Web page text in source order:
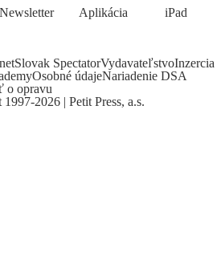
Newsletter Aplikácia iPad
Slovak SpectatorVydavateľstvoInzercia
Osobné údajeNariadenie DSA
o opravu
1997-2026 | Petit Press, a.s.